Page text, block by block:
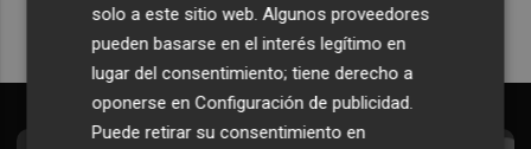
solo a este sitio web. Algunos proveedores
pueden basarse en el interés legítimo en
lugar del consentimiento; tiene derecho a
oponerse enConfiguración de publicidad
Puede retirar su consentimiento en